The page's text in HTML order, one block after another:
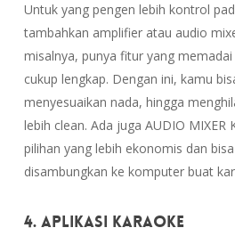
Untuk yang pengen lebih kontrol
tambahkan amplifier atau audio
misalnya, punya fitur yang
cukup lengkap. Dengan ini, kamu
menyesuaikan nada, hingga
lebih clean. Ada juga AUDIO MIXER
pilihan yang lebih ekonomis dan
disambungkan ke komputer buat
4. Aplikasi Karaoke